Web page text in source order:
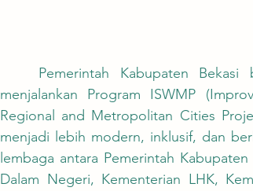
menjalankan Program ISWMP
Regional and Metropolitan Cities
menjadi lebih modern, inklusif, dan
lembaga antara Pemerintah
Dalam Negeri, Kementerian LHK,